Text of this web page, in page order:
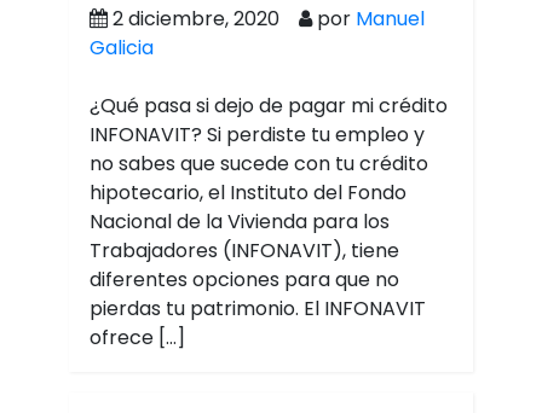
2 diciembre, 2020 por Manuel
Galicia
¿Qué pasa si dejo de pagar mi crédito
INFONAVIT? Si perdiste tu empleo y
no sabes que sucede con tu crédito
hipotecario, el Instituto del Fondo
Nacional de la Vivienda para los
Trabajadores (INFONAVIT), tiene
diferentes opciones para que no
pierdas tu patrimonio. El INFONAVIT
ofrece […]